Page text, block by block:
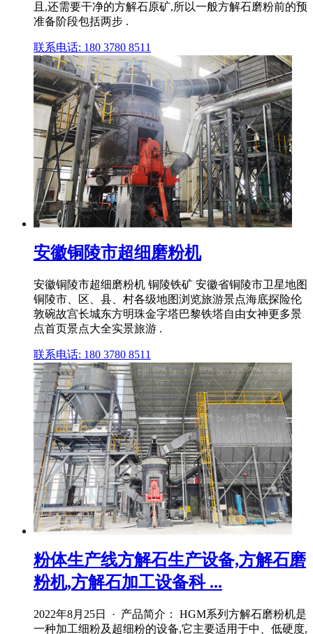
且,还需要干净的方解石原矿,所以一般方解石磨粉前的预
准备阶段包括两步 .
联系电话: 180 3780 8511
安徽铜陵市超细磨粉机
安徽铜陵市超细磨粉机 铜陵铁矿 安徽省铜陵市卫星地图
铜陵市、区、县、村各级地图浏览旅游景点海底探险伦
敦碗故宫长城东方明珠金字塔巴黎铁塔自由女神更多景
点首页景点大全实景旅游 .
联系电话: 180 3780 8511
粉体生产线方解石生产设备,方解石磨
粉机,方解石加工设备科 ...
2022年8月25日 · 产品简介： HGM系列方解石磨粉机是
一种加工细粉及超细粉的设备,它主要适用于中、低硬度,